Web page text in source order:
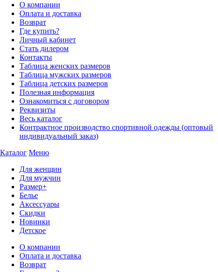
О компании
Оплата и доставка
Возврат
Где купить?
Личный кабинет
Стать дилером
Контакты
Таблица женских размеров
Таблица мужских размеров
Таблица детских размеров
Полезная информация
Ознакомиться с договором
Реквизиты
Весь каталог
Контрактное производство спортивной одежды (оптовый
индивидуальный заказ)
Каталог Меню
Для женщин
Для мужчин
Размер+
Белье
Аксессуары
Скидки
Новинки
Детское
О компании
Оплата и доставка
Возврат